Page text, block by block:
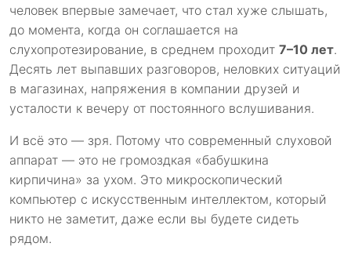
человек впервые замечает, что стал хуже слышать,
до момента, когда он соглашается на
слухопротезирование, в среднем проходит 7–10 лет.
Десять лет выпавших разговоров, неловких ситуаций
в магазинах, напряжения в компании друзей и
усталости к вечеру от постоянного вслушивания.
И всё это — зря. Потому что современный слуховой
аппарат — это не громоздкая «бабушкина
кирпичина» за ухом. Это микроскопический
компьютер с искусственным интеллектом, который
никто не заметит, даже если вы будете сидеть
рядом.